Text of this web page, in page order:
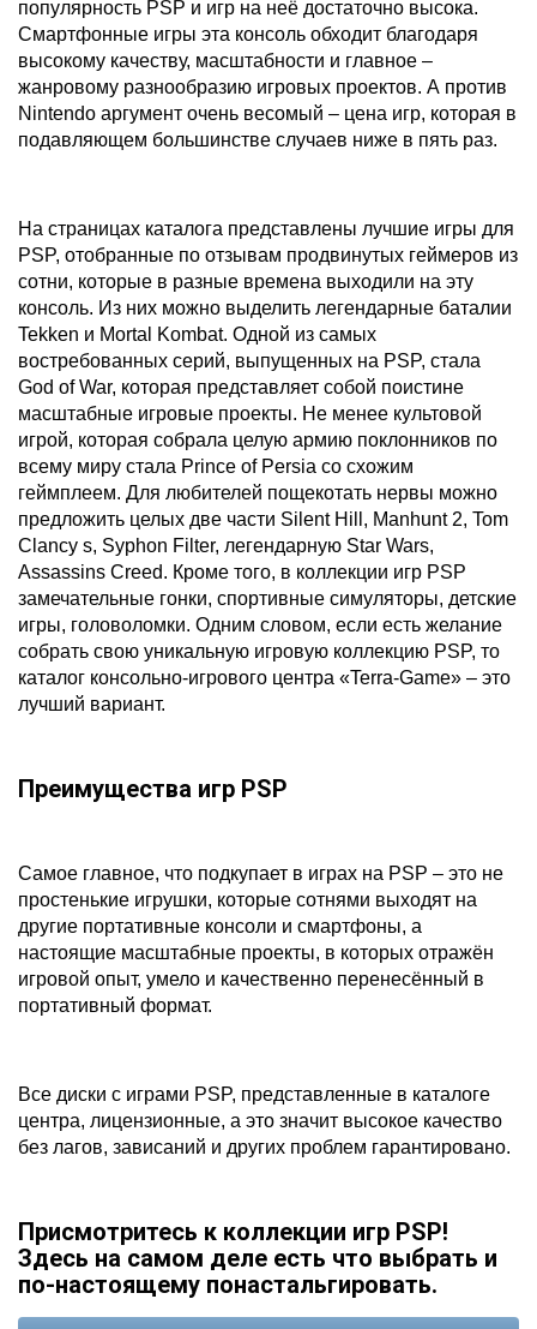
популярность PSP и игр на неё достаточно высока.
Смартфонные игры эта консоль обходит благодаря
высокому качеству, масштабности и главное –
жанровому разнообразию игровых проектов. А против
Nintendo аргумент очень весомый – цена игр, которая в
подавляющем большинстве случаев ниже в пять раз.
На страницах каталога представлены лучшие игры для
PSP, отобранные по отзывам продвинутых геймеров из
сотни, которые в разные времена выходили на эту
консоль. Из них можно выделить легендарные баталии
Tekken и Mortal Kombat. Одной из самых
востребованных серий, выпущенных на PSP, стала
God of War, которая представляет собой поистине
масштабные игровые проекты. Не менее культовой
игрой, которая собрала целую армию поклонников по
всему миру стала Prince of Persia со схожим
геймплеем. Для любителей пощекотать нервы можно
предложить целых две части Silent Hill, Manhunt 2, Tom
Clancy s, Syphon Filter, легендарную Star Wars,
Assassins Creed. Кроме того, в коллекции игр PSP
замечательные гонки, спортивные симуляторы, детские
игры, головоломки. Одним словом, если есть желание
собрать свою уникальную игровую коллекцию PSP, то
каталог консольно-игрового центра «Terra-Game» – это
лучший вариант.
Преимущества игр PSP
Самое главное, что подкупает в играх на PSP – это не
простенькие игрушки, которые сотнями выходят на
другие портативные консоли и смартфоны, а
настоящие масштабные проекты, в которых отражён
игровой опыт, умело и качественно перенесённый в
портативный формат.
Все диски с играми PSP, представленные в каталоге
центра, лицензионные, а это значит высокое качество
без лагов, зависаний и других проблем гарантировано.
Присмотритесь к коллекции игр PSP!
Здесь на самом деле есть что выбрать и
по-настоящему понастальгировать.